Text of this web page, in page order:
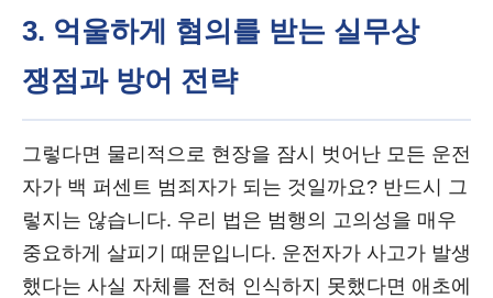
3. 억울하게 혐의를 받는 실무상
쟁점과 방어 전략
그렇다면 물리적으로 현장을 잠시 벗어난 모든 운전
자가 백 퍼센트 범죄자가 되는 것일까요? 반드시 그
렇지는 않습니다. 우리 법은 범행의 고의성을 매우
중요하게 살피기 때문입니다. 운전자가 사고가 발생
했다는 사실 자체를 전혀 인식하지 못했다면 애초에